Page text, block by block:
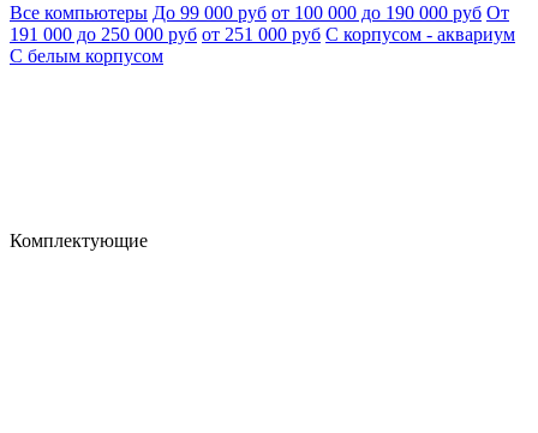
Все компьютеры До 99 000 руб от 100 000 до 190 000 руб От
191 000 до 250 000 руб от 251 000 руб С корпусом - аквариум
С белым корпусом
Комплектующие